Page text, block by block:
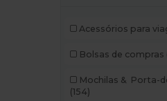
Acessórios para
Bolsas de compras
Mochilas & Porta-
(154)